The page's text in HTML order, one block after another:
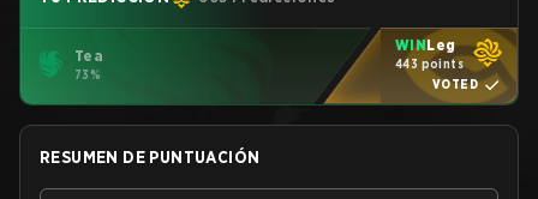
Tea
73%
WINLeg
443 points
VOTED
RESUMEN DE PUNTUACIÓN